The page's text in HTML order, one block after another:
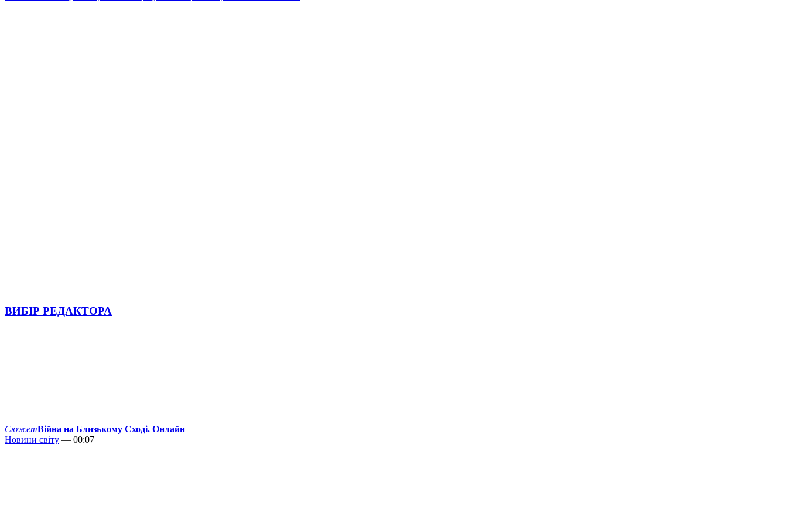
ВИБІР РЕДАКТОРА
СюжетВійна на Близькому Сході. Онлайн
Новини світу — 00:07